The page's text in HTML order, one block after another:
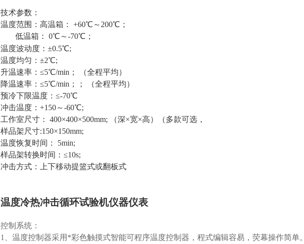
技术参数：
温度范围：高温箱： +60℃～200℃；
低温箱： 0℃～-70℃；
温度波动度：±0.5℃;
温度均匀：±2℃;
升温速率：≤5℃/min； （全程平均）
降温速率：≤5℃/min；； （全程平均）
预冷下限温度：≤-70℃
冲击温度：+150～-60℃;
工作室尺寸： 400×400×500mm; （深×宽×高）
（多款可选，
样品架尺寸:150×150mm;
温度恢复时间： 5min;
样品架转换时间：≤10s;
冲击方式：上下移动提篮式或翻板式
温度冷热冲击循环试验机仪器仪表
控制系统：
1、温度控制器采用*彩色触摸式智能可程序温度控制器，程式编辑容易，荧幕操作简单。